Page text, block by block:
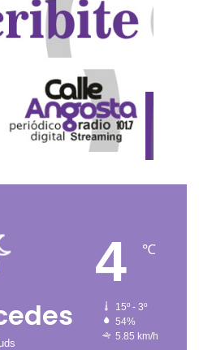
4 ℃
15º - 3º
54%
5.85 km/h